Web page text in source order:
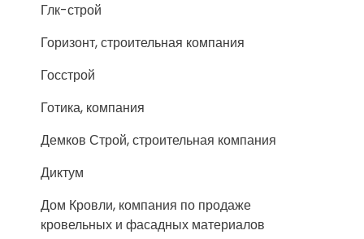
Глк-строй
Горизонт, строительная компания
Госстрой
Готика, компания
Демков Строй, строительная компания
Диктум
Дом Кровли, компания по продаже
кровельных и фасадных материалов